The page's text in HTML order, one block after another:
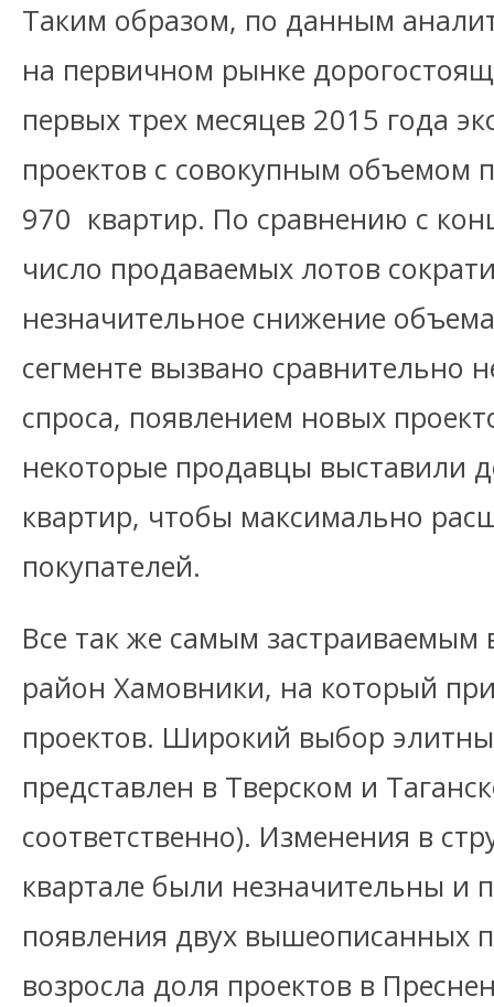
Таким образом, по данным
на первичном рынке
первых трех месяцев 2015 года
проектов с совокупным объемом
970 квартир. По сравнению с
число продаваемых лотов
незначительное снижение
сегменте вызвано сравнительно
спроса, появлением новых
некоторые продавцы выставили
квартир, чтобы максимально
покупателей.
Все так же самым застраиваемым
район Хамовники, на который
проектов. Широкий выбор
представлен в Тверском и
соответственно). Изменения в
квартале были незначительны и
появления двух вышеописанных
возросла доля проектов в